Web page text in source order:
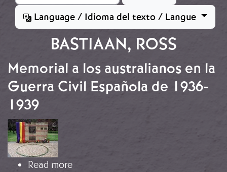
Language / Idioma del texto / Langue
BASTIAAN, ROSS
Memorial a los australianos en la
Guerra Civil Española de 1936-
1939
Image
Read moreabout Memorial a los australianos